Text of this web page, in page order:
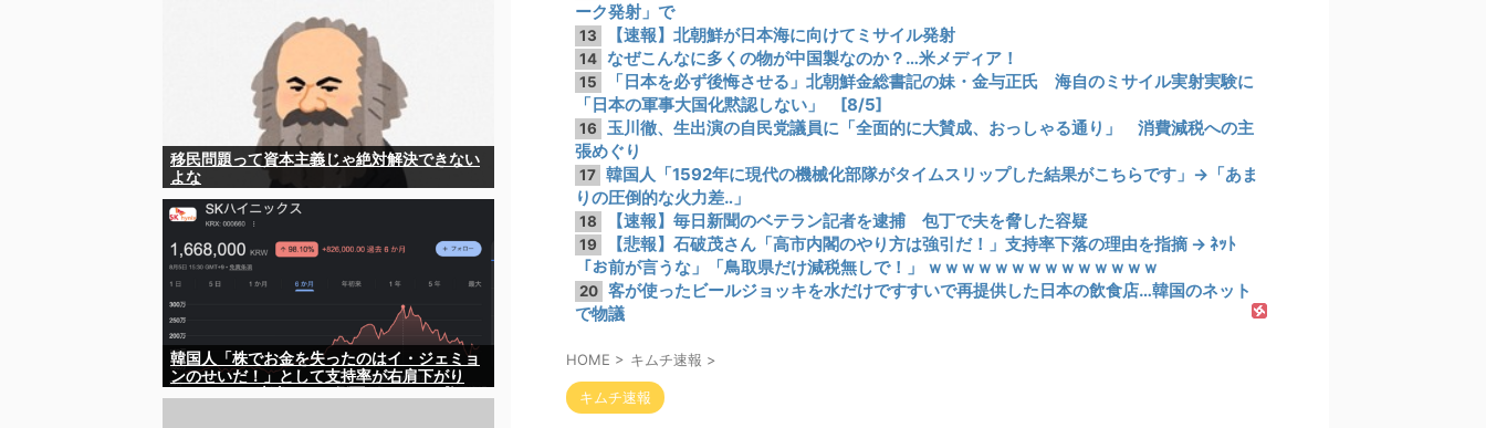
ーク発射」で
13 【速報】北朝鮮が日本海に向けてミサイル発射
14 なぜこんなに多くの物が中国製なのか？…米メディア！
15
「日本を必ず後悔させる」北朝鮮金総書記の妹・金与正氏 海自のミサイル実射実験に
「日本の軍事大国化黙認しない」 [8/5]
16
玉川徹、生出演の自民党議員に「全面的に大賛成、おっしゃる通り」 消費減税への主
張めぐり
17 韓国人「1592年に現代の機械化部隊がタイムスリップした結果がこちらです」→「あま
りの圧倒的な火力差‥」
18 【速報】毎日新聞のベテラン記者を逮捕 包丁で夫を脅した容疑
19
【悲報】石破茂さん「高市内閣のやり方は強引だ！」支持率下落の理由を指摘 → ﾈｯﾄ
「お前が言うな」「鳥取県だけ減税無しで！」 ｗｗｗｗｗｗｗｗｗｗｗｗｗｗ
20 客が使ったビールジョッキを水だけですすいで再提供した日本の飲食店…韓国のネット
で物議
HOME > キムチ速報 >
キムチ速報
移民問題って資本主義じゃ絶対解決できない
よな
韓国人「株でお金を失ったのはイ・ジェミョ
ンのせいだ！」として支持率が右肩下がり